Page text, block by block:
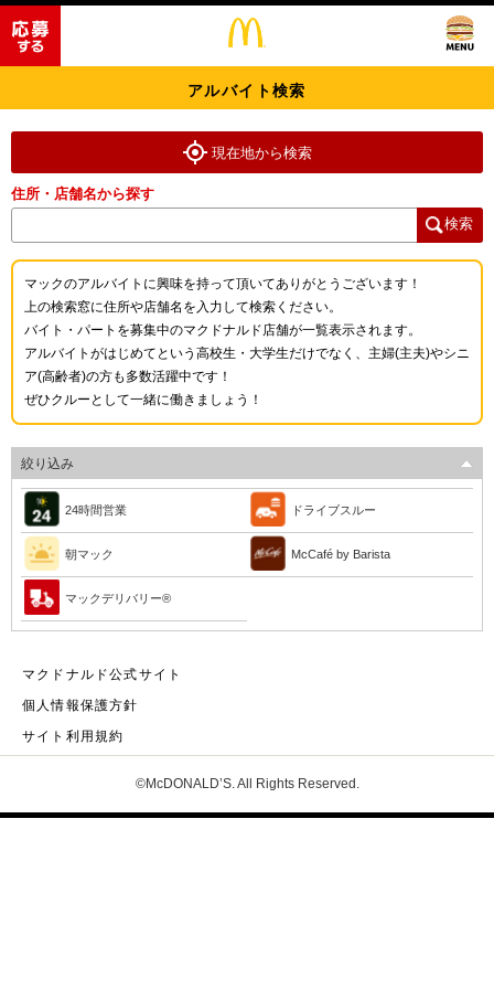
アルバイト検索
現在地から検索
住所・店舗名から探す
検索
マックのアルバイトに興味を持って頂いてありがとうございます！
上の検索窓に住所や店舗名を入力して検索ください。
バイト・パートを募集中のマクドナルド店舗が一覧表示されます。
アルバイトがはじめてという高校生・大学生だけでなく、主婦(主夫)やシニ
ア(高齢者)の方も多数活躍中です！
ぜひクルーとして一緒に働きましょう！
絞り込み
24時間営業 ドライブスルー
朝マック McCafé by Barista
マックデリバリー®︎
マクドナルド公式サイト
個人情報保護方針
サイト利用規約
©McDONALD’S. All Rights Reserved.